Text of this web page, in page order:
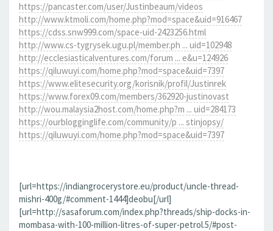
https://pancaster.com/user/Justinbeaum/videos
http://www.ktmoli.com/home.php?mod=space&uid=916467
https://cdss.snw999.com/space-uid-2423256.html
http://www.cs-tygrysek.ugu.pl/member.ph ... uid=102948
http://ecclesiasticalventures.com/forum ... e&u=124926
https://qiluwuyi.com/home.php?mod=space&uid=7397
https://www.elitesecurity.org/korisnik/profil/Justinrek
https://www.forex09.com/members/362920-justinovast
http://wou.malaysia2host.com/home.php?m ... uid=284173
https://ourblogginglife.com/community/p ... stinjopsy/
https://qiluwuyi.com/home.php?mod=space&uid=7397
[url=https://indiangrocerystore.eu/product/uncle-thread-
mishri-400g/#comment-1444]deobu[/url]
[url=http://sasaforum.com/index.php?threads/ship-docks-in-
mombasa-with-100-million-litres-of-super-petrol.5/#post-